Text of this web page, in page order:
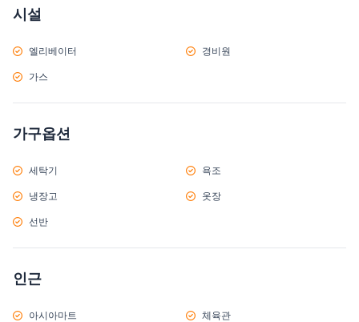
시설
엘리베이터 경비원
가스
가구옵션
세탁기 욕조
냉장고 옷장
선반
인근
아시아마트 체육관